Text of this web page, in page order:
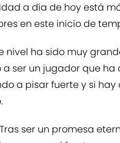
a día de hoy está
en este inicio de
nivel ha sido muy
ser un jugador que ha
a pisar fuerte y si
ser un promesa